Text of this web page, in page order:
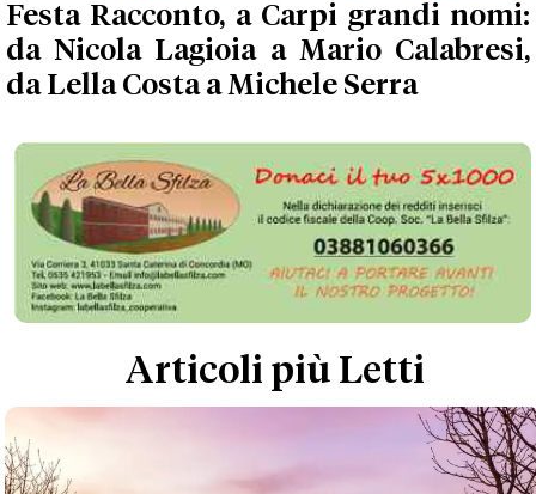
Festa Racconto, a Carpi grandi nomi:
da Nicola Lagioia a Mario Calabresi,
da Lella Costa a Michele Serra
Articoli più Letti